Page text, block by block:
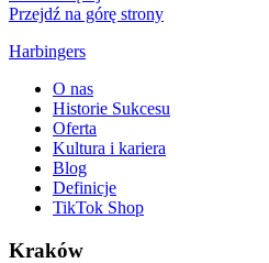
Przejdź na górę strony
Harbingers
O nas
Historie Sukcesu
Oferta
Kultura i kariera
Blog
Definicje
TikTok Shop
Kraków